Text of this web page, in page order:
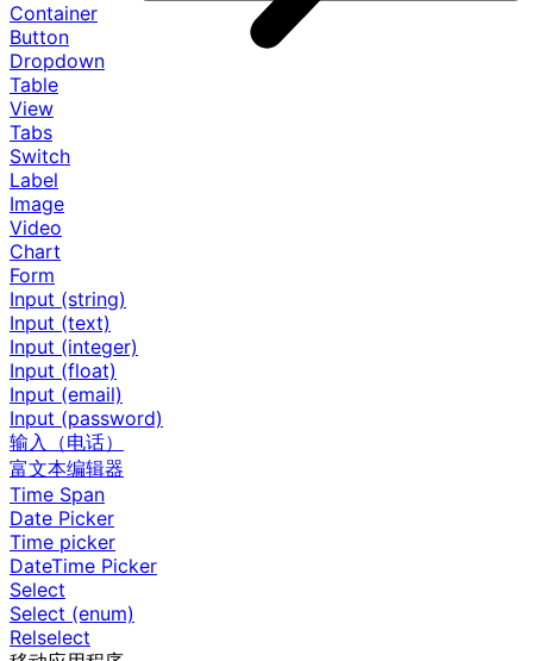
Container
Button
Dropdown
Table
View
Tabs
Switch
Label
Image
Video
Chart
Form
Input (string)
Input (text)
Input (integer)
Input (float)
Input (email)
Input (password)
输入（电话）
富文本编辑器
Time Span
Date Picker
Time picker
DateTime Picker
Select
Select (enum)
Relselect